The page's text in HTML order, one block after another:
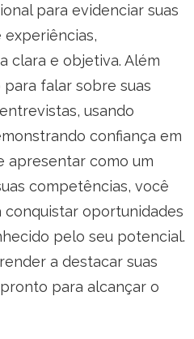
para evidenciar suas
clara e objetiva. Além
falar sobre suas
usando
confiança em
apresentar como um
competências, você
oportunidades
pelo seu potencial.
a destacar suas
para alcançar o